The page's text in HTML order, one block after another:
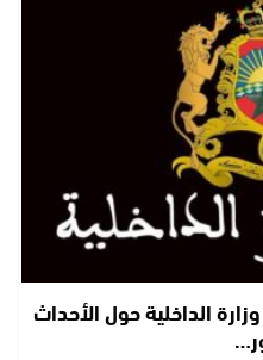
الداخلية حول الأحداث